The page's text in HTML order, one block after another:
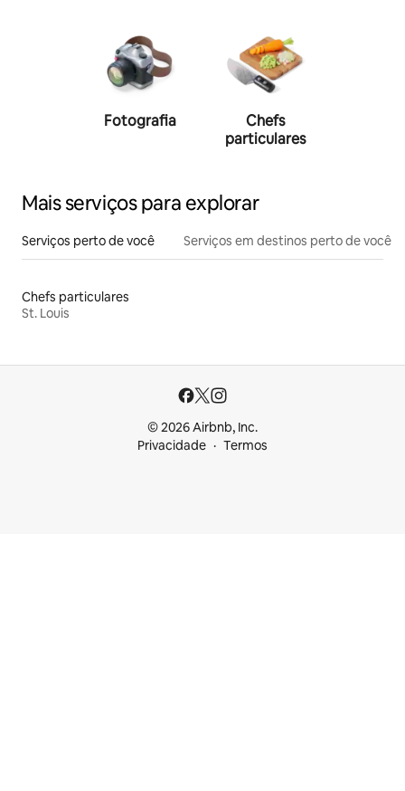
Fotografia
Chefs
particulares
Mais serviços para explorar
Serviços perto de você Serviços em destinos perto de você
Chefs particulares
St. Louis
© 2026 Airbnb, Inc.
Privacidade
Termos